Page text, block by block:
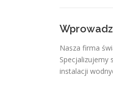
Nasza firma
Specjalizujemy
instalacji